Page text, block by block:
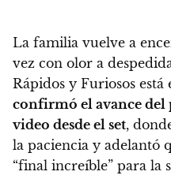
La familia vuelve a
vez con olor a
Rápidos y Furiosos
confirmó el avance
video desde el set,
la paciencia y adelantó
“final increíble” para la